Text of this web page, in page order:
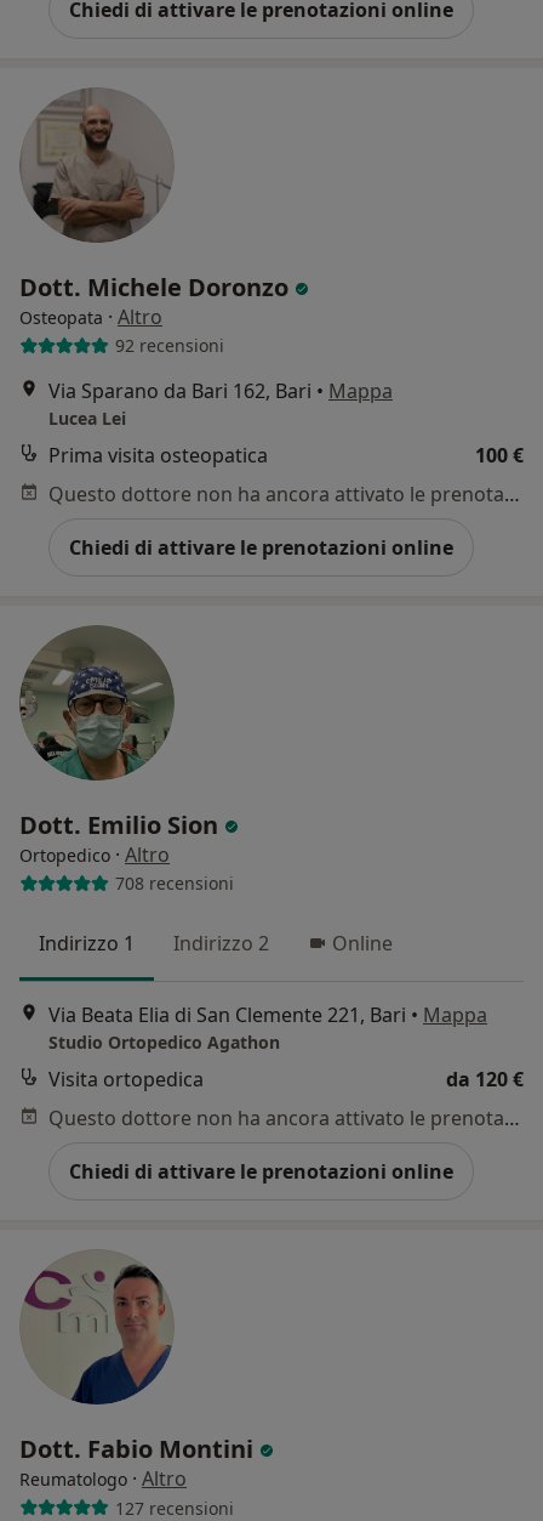
Chiedi di attivare le prenotazioni online
Dott. Michele Doronzo
Osteopata · Altro
92 recensioni
Via Sparano da Bari 162, Bari • Mappa
Lucea Lei
Prima visita osteopatica
100 €
Questo dottore non ha ancora attivato le prenotazioni online presso questo indirizzo.
Chiedi di attivare le prenotazioni online
Dott. Emilio Sion
Ortopedico · Altro
708 recensioni
Indirizzo 1 Indirizzo 2 Online
Via Beata Elia di San Clemente 221, Bari • Mappa
Studio Ortopedico Agathon
Visita ortopedica
da 120 €
Questo dottore non ha ancora attivato le prenotazioni online presso questo indirizzo.
Chiedi di attivare le prenotazioni online
Dott. Fabio Montini
Reumatologo · Altro
127 recensioni